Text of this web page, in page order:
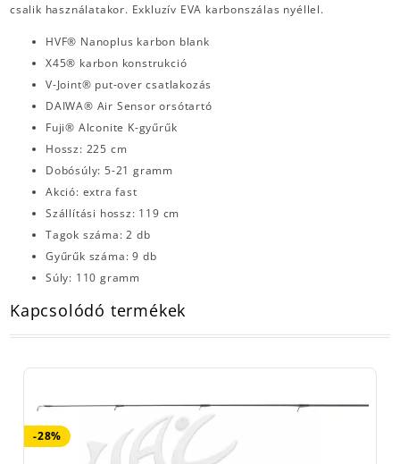
csalik használatakor. Exkluzív EVA karbonszálas nyéllel.
HVF® Nanoplus karbon blank
X45® karbon konstrukció
V-Joint® put-over csatlakozás
DAIWA® Air Sensor orsótartó
Fuji® Alconite K-gyűrűk
Hossz: 225 cm
Dobósúly: 5-21 gramm
Akció: extra fast
Szállítási hossz: 119 cm
Tagok száma: 2 db
Gyűrűk száma: 9 db
Súly: 110 gramm
Kapcsolódó termékek
-28%